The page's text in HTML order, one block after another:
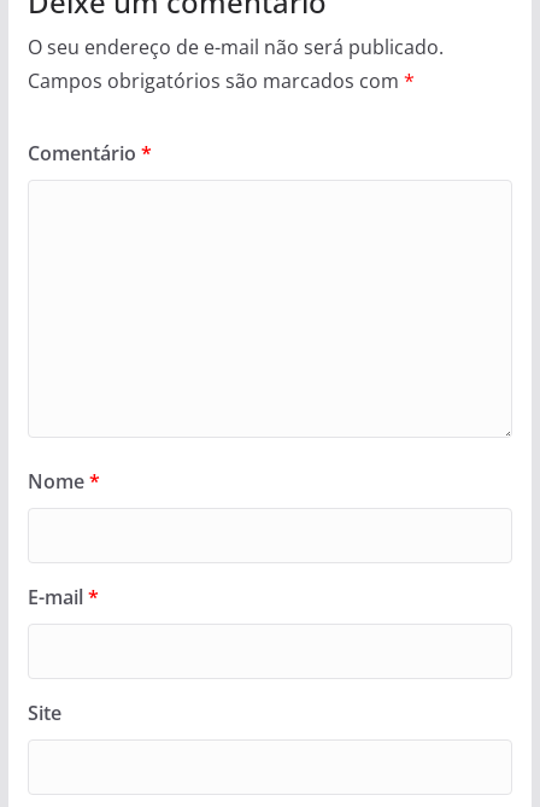
O seu endereço de e-mail não será publicado.
Campos obrigatórios são marcados com *
Comentário *
Nome*
E-mail*
Site